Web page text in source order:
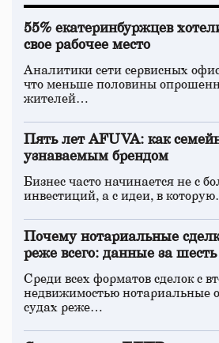
55% екатеринбуржцев
свое рабочее место
Аналитики сети сервисных
что меньше половины
жителей…
Пять лет AFUVA: как
узнаваемым брендом
Бизнес часто начинается не с
инвестиций, а с идеи, в
Почему нотариальные
реже всего: данные за шесть
Среди всех форматов сделок с
недвижимостью нотариальные
судах реже…